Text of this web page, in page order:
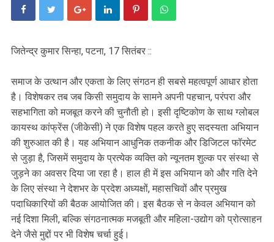
जितेन्द्र कुमार सिन्हा, पटना, 17 सितंबर ::
समाज के उत्थान और एकता के लिए संगठन ही सबसे महत्वपूर्ण आधार होता
है। विशेषकर तब जब किसी समुदाय के सामने अपनी पहचान, परंपरा और
सहभागिता को मजबूत करने की चुनौती हो। इसी दृष्टिकोण के साथ ग्लोबल
कायस्थ कांफ्रेंस (जीकेसी) ने एक विशेष पहल करते हुए सदस्यता अभियान
की शुरुआत की है। यह अभियान आधुनिक तकनीक और डिजिटल फॉरमेट
से जुड़ा है, जिसमें समुदाय के प्रत्येक व्यक्ति को न्यूनतम शुल्क पर संस्था से
जुड़ने का अवसर दिया जा रहा है। हाल ही में इस अभियान को और गति देने
के लिए संस्था ने देशभर के प्रदेश अध्यक्षों, महासचिवों और प्रमुख
पदाधिकारियों की बैठक आयोजित की। इस बैठक से न केवल अभियान को
नई दिशा मिली, बल्कि संगठनात्मक मजबूती और महिला-उद्योग को प्रोत्साहन
देने जैसे मुद्दों पर भी विशेष चर्चा हुई।